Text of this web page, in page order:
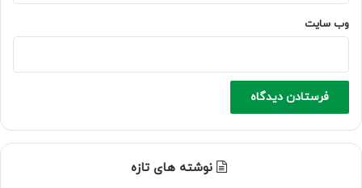
وب‌ سایت
نوشته های تازه